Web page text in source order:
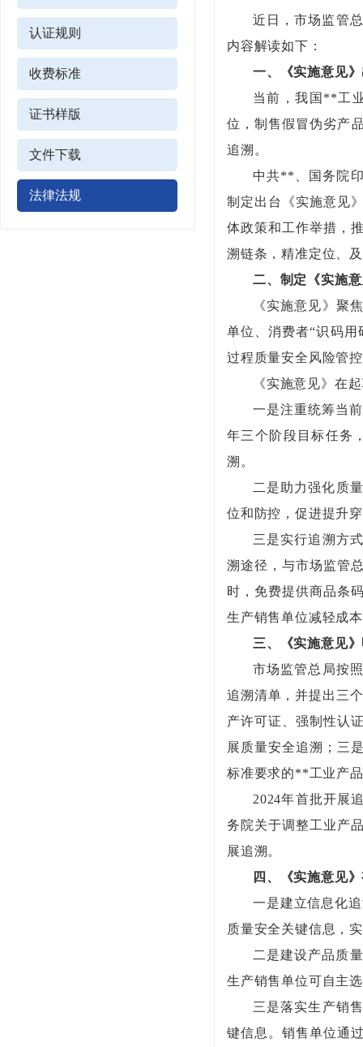
认证规则
收费标准
证书样版
文件下载
法律法规
近日，市场监管
内容解读如下：
一、《实施意见
当前，我国**工
位，制售假冒伪劣产
追溯。
中共**、国务院
制定出台《实施意见
体政策和工作举措，
溯链条，精准定位、
二、制定《实施
《实施意见》聚
单位、消费者“识码
过程质量安全风险管
《实施意见》在
一是注重统筹当
年三个阶段目标任务
溯。
二是助力强化质
位和防控，促进提升
三是实行追溯方
溯途径，与市场监管
时，免费提供商品条
生产销售单位减轻成
三、《实施意见
市场监管总局按
追溯清单，并提出三
产许可证、强制性认
展质量安全追溯；三
标准要求的**工业产
2024年首批开展
务院关于调整工业产
展追溯。
四、《实施意见
一是建立信息化
质量安全关键信息，
二是建设产品质
生产销售单位可自主
三是落实生产销
键信息。销售单位通